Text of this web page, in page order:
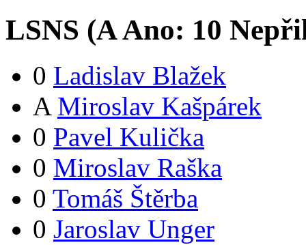
LSNS (AAno: 10
0 Ladislav Blažek
A Miroslav Kašpárek
0 Pavel Kulička
0 Miroslav Raška
0 Tomáš Štěrba
0 Jaroslav Unger